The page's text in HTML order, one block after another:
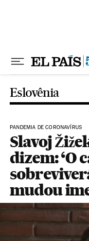
Eslovênia
PANDEMIA DE CORONAVÍRUS
Slavoj
dizem: ‘O
mudou